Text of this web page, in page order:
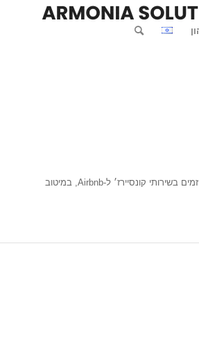
סוואן הוא מומחה לניהול השכרה ולהשקעות נדל״ן במרקש ב-Armonia Solutions, חברה בעלת ניסיון מצטבר של למעלה מ-25 שנה בין פריז למרקש. הוא מלווה בעלי נכסים, משקיעים ויזמים בשירותי קונסיירז׳ ל-Airbnb, במיטוב